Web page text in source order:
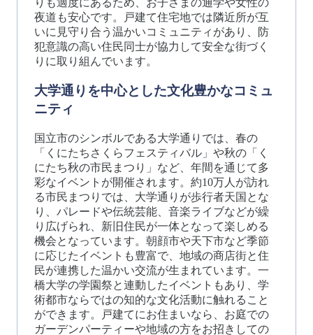
夜道も安心です。戸建て住宅地では隣近所が互
いに見守り合う温かいコミュニティがあり、防
犯意識の高い住民同士が協力して安全な街づく
りに取り組んでいます。
大学通りを中心とした文化豊かなコミュ
ニティ
国立市のシンボルである大学通りでは、春の
「くにたちさくらフェスティバル」や秋の「く
にたち秋の市民まつり」など、年間を通じて多
彩なイベントが開催されます。約10万人が訪れ
る市民まつりでは、大学通りが歩行者天国とな
り、パレードや伝統芸能、音楽ライブなどが繰
り広げられ、新旧住民が一体となって楽しめる
機会となっています。朝顔市や天下市など季節
に応じたイベントも豊富で、地域の商店街と住
民が連携した温かい交流が生まれています。一
橋大学の学園祭と連動したイベントもあり、学
術都市ならではの知的な文化活動に触れること
ができます。戸建てにお住まいなら、お庭での
ガーデンパーティーや地域の方をお招きしての